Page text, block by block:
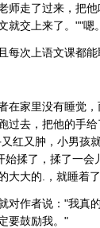
师走了过来，把
交上来了。""嗯
每次上语文课都能
在家里没有睡觉
过去，把他的手
红又肿，小男孩
揉了，揉了一
大大的.，就睡着了
对作者说："我真
要鼓励我。"